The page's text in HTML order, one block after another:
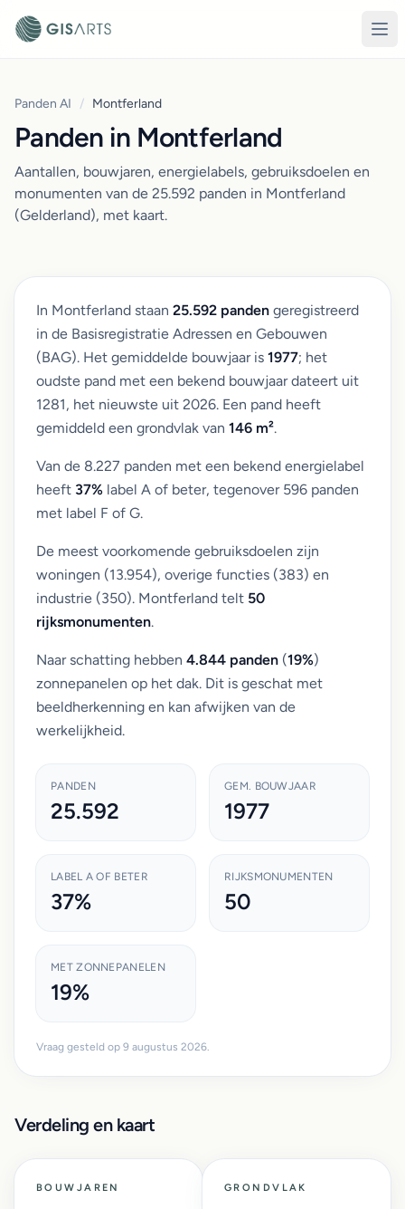
Panden AI / Montferland
Panden in Montferland
Aantallen, bouwjaren, energielabels, gebruiksdoelen en
monumenten van de 25.592 panden in Montferland
(Gelderland), met kaart.
In Montferland staan 25.592 panden geregistreerd
in de Basisregistratie Adressen en Gebouwen
(BAG). Het gemiddelde bouwjaar is 1977; het
oudste pand met een bekend bouwjaar dateert uit
1281, het nieuwste uit 2026. Een pand heeft
gemiddeld een grondvlak van 146 m².
Van de 8.227 panden met een bekend energielabel
heeft 37% label A of beter, tegenover 596 panden
met label F of G.
De meest voorkomende gebruiksdoelen zijn
woningen (13.954), overige functies (383) en
industrie (350). Montferland telt 50
rijksmonumenten.
Naar schatting hebben 4.844 panden (19%)
zonnepanelen op het dak. Dit is geschat met
beeldherkenning en kan afwijken van de
werkelijkheid.
PANDEN
25.592
GEM. BOUWJAAR
1977
LABEL A OF BETER
37%
RIJKSMONUMENTEN
50
MET ZONNEPANELEN
19%
Vraag gesteld op 9 augustus 2026.
Verdeling en kaart
BOUWJAREN GRONDVLAK